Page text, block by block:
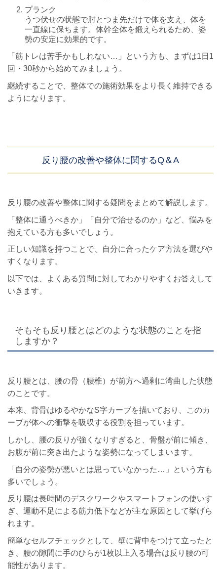
プランク
うつ伏せの状態で肘とつま先だけで体を支え、体を
一直線に保ちます。体幹全体を鍛えられるため、姿
勢の安定に効果的です。
「筋トレは苦手かもしれない…」という方も、まずは1日1
回・30秒から始めてみましょう。
継続することで、整体での施術効果をより長く維持できる
ようになります。
反り腰の改善や整体に関するQ＆A
反り腰の改善や整体に関する疑問をまとめて解説します。
「整体に通うべきか」「自分で治せるのか」など、悩みを
抱えている方も多いでしょう。
正しい知識を持つことで、自分に合ったケア方法を選びや
すくなります。
以下では、よくある質問に対してわかりやすくお答えして
いきます。
そもそも反り腰とはどのような状態のことを指
しますか？
反り腰とは、腰の骨（腰椎）が前方へ過剰に湾曲した状態
のことです。
本来、背骨はゆるやかなS字カーブを描いており、このカ
ーブが体への衝撃を吸収する役割を担っています。
しかし、腰の反りが強くなりすぎると、骨盤が前に傾き、
お腹が前に突き出たような姿勢になってしまいます。
「自分の姿勢が悪いとは思っていなかった…」という方も
多いでしょう。
反り腰は長時間のデスクワークやスマートフォンの使いす
ぎ、運動不足による筋力低下などが主な原因として挙げら
れます。
簡単なセルフチェックとして、壁に背中をつけて立ったと
き、腰の隙間に手のひらが1枚以上入る場合は反り腰の可
能性があります。